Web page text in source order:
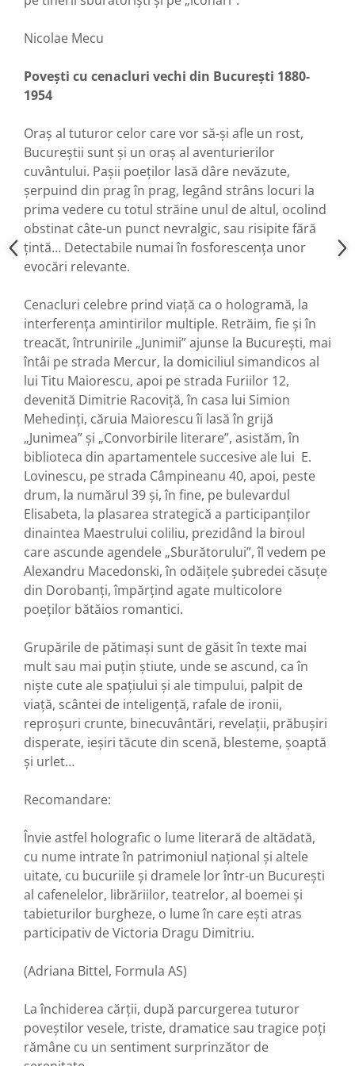
Nicolae Mecu
Povești cu cenacluri vechi din București 1880-
1954
Oraș al tuturor celor care vor să-și afle un rost,
Bucureștii sunt și un oraș al aventurierilor
cuvântului. Pașii poeților lasă dâre nevăzute,
șerpuind din prag în prag, legând strâns locuri la
prima vedere cu totul străine unul de altul, ocolind
obstinat câte-un punct nevralgic, sau risipite fără
țintă… Detectabile numai în fosforescența unor
evocări relevante.
Cenacluri celebre prind viață ca o hologramă, la
interferența amintirilor multiple. Retrăim, fie și în
treacăt, întrunirile „Junimii” ajunse la București, mai
întâi pe strada Mercur, la domiciliul simandicos al
lui Titu Maiorescu, apoi pe strada Furiilor 12,
devenită Dimitrie Racoviță, în casa lui Simion
Mehedinți, căruia Maiorescu îi lasă în grijă
„Junimea” și „Convorbirile literare”, asistăm, în
biblioteca din apartamentele succesive ale lui E.
Lovinescu, pe strada Câmpineanu 40, apoi, peste
drum, la numărul 39 și, în fine, pe bulevardul
Elisabeta, la plasarea strategică a participanților
dinaintea Maestrului coliliu, prezidând la biroul
care ascunde agendele „Sburătorului”, îl vedem pe
Alexandru Macedonski, în odăițele șubredei căsuțe
din Dorobanți, împărțind agate multicolore
poeților bătăios romantici.
Grupările de pătimași sunt de găsit în texte mai
mult sau mai puțin știute, unde se ascund, ca în
niște cute ale spațiului și ale timpului, palpit de
viață, scântei de inteligență, rafale de ironii,
reproșuri crunte, binecuvântări, revelații, prăbușiri
disperate, ieșiri tăcute din scenă, blesteme, șoaptă
și urlet…
Recomandare:
Învie astfel holografic o lu­me literară de altădată,
cu nume intrate în patri­mo­niul național și altele
uitate, cu bucuriile și dra­mele lor într-un București
al cafenelelor, libră­riilor, tea­trelor, al boemei și
tabieturilor burgheze, o lume în care ești atras
participativ de Victoria Dragu Dimitriu.
(Adriana Bittel, Formula AS)
La închiderea cărții, după parcurgerea tuturor
poveștilor vesele, triste, dramatice sau tragice poți
rămâne cu un sentiment surprinzător de